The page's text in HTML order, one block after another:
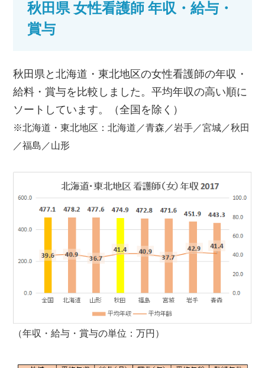
秋田県 女性看護師 年収・給与・
賞与
秋田県と北海道・東北地区の女性看護師の年収・
給料・賞与を比較しました。平均年収の高い順に
ソートしています。（全国を除く）
※北海道・東北地区：北海道／青森／岩手／宮城／秋田
／福島／山形
（年収・給与・賞与の単位：万円）